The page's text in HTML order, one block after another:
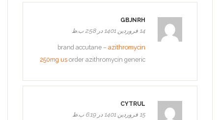
GBJNRH
14 فروردین 1401 در 2:58 ب.ظ
brand accutane – azithromycin
250mg us order azithromycin generic
CYTRUL
15 فروردین 1401 در 6:19 ب.ظ